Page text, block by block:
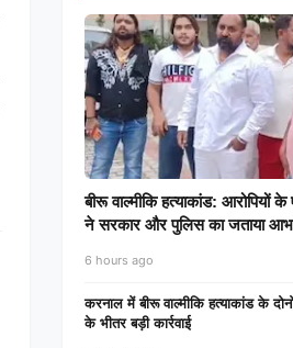
बीरू वाल्मीकि हत्याकांड: आरोपियों
ने सरकार और पुलिस का जताया
6 hours ago
करनाल में बीरू वाल्मीकि हत्याकांड के
के भीतर बड़ी कार्रवाई